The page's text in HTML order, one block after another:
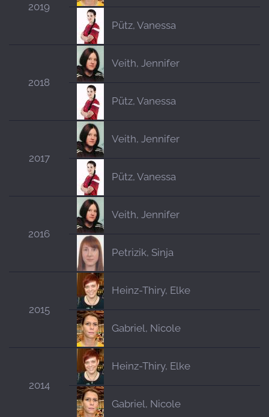
2019
Pütz, Vanessa
2018
Veith, Jennifer
Pütz, Vanessa
2017
Veith, Jennifer
Pütz, Vanessa
2016
Veith, Jennifer
Petrizik, Sinja
2015
Heinz-Thiry, Elke
Gabriel, Nicole
2014
Heinz-Thiry, Elke
Gabriel, Nicole